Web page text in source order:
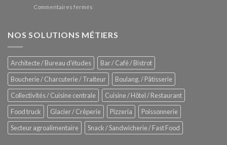
de
Commentaires fermés
Zitrux
–
Hygiène
totale
automatisée
NOS SOLUTIONS MÉTIERS
Architecte / Bureau d'études
Bar / Café / Bistrot
Boucherie / Charcuterie / Traiteur
Boulang. / Pâtisserie
Collectivités / Cuisine centrale
Cuisine / Hôtel / Restaurant
Food truck
Glacier / Crêperie Pizzeria
Poissonnerie
Secteur agroalimentaire
Snack / Sandwicherie / Fast Food